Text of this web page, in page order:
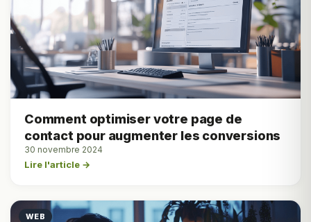
Comment optimiser votre page de
contact pour augmenter les conversions
30 novembre 2024
Lire l'article →
WEB